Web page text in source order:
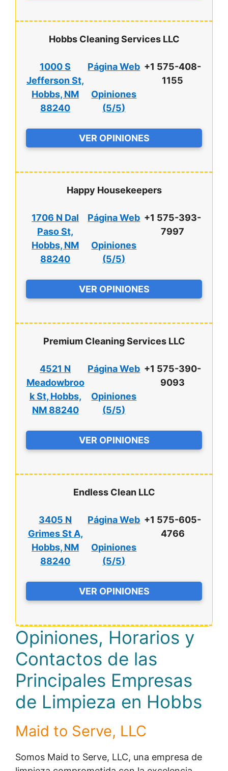
Hobbs Cleaning Services LLC
1000 S
Jefferson St,
Hobbs, NM
88240
Página Web
Opiniones
(5/5)
+1 575-408-
1155
VER OPINIONES
Happy Housekeepers
1706 N Dal
Paso St,
Hobbs, NM
88240
Página Web
Opiniones
(5/5)
+1 575-393-
7997
VER OPINIONES
Premium Cleaning Services LLC
4521 N
Meadowbroo
k St, Hobbs,
NM 88240
Página Web
Opiniones
(5/5)
+1 575-390-
9093
VER OPINIONES
Endless Clean LLC
3405 N
Grimes St A,
Hobbs, NM
88240
Página Web
Opiniones
(5/5)
+1 575-605-
4766
VER OPINIONES
Opiniones, Horarios y
Contactos de las
Principales Empresas
de Limpieza en Hobbs
Maid to Serve, LLC
Somos Maid to Serve, LLC, una empresa de